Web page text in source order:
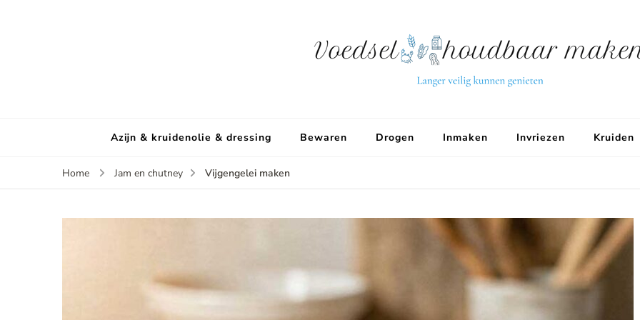
Azijn & kruidenolie & dressing Bewaren Drogen Inmaken Invriezen Kruiden
Home Jam en chutney Vijgengelei maken